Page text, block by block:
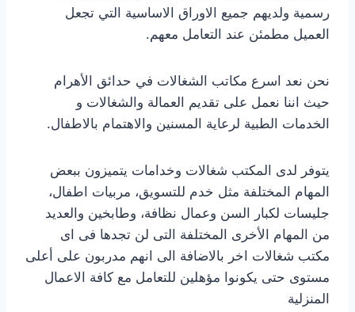
رسمية ولديهم جميع الاوراق الاساسية التي تجعل
العميل مطمئن عند التعامل معهم.
نحن نعد اسرع مكاتب الشغالات في حدائق الأهرام
حيث اننا نعمل على تقديم العمالة والشغالات و
الخدمات الطبية لرعاية المسنين والاهتمام بالاطفال.
يتوفر لدى المكتب شغالات وخدامات يتميزون ببعض
المهام المختلفة مثل خدم للتسويق، مربيات اطفال،
جليسات لكبار السن وعمال نظافة، وطابخين والعديد
من المهام الأخرى المختلفة التى لن تجدها فى اى
مكتب شغالات اخر بالاضافة الى انهم مدربون على أعلى
مستوى حتى يكونوا مؤهلين للتعامل مع كافة الاعمال
المنزلية